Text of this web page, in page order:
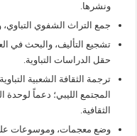
ونشرها.
جمع التراث الشفوي التباوي،
تشجيع التأليف، والبحث في
حقل الدراسات التباوية.
ترجمة الثقافة الشعبية
المجتمع الليبي؛ دعماً
الثقافية.
وضع معجمات، وموسوعات